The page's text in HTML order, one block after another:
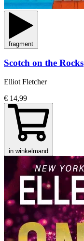
fragment
Scotch on the Rocks
Elliot Fletcher
€ 14,99
in winkelmand